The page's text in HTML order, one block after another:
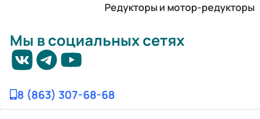
Редукторы и мотор-редукторы
Мы в социальных сетях
8 (863) 307-68-68